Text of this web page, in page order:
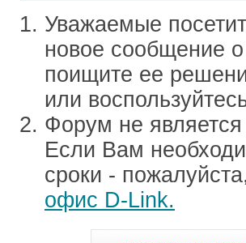
Уважаемые
новое сообщение
поищите ее
или
Форум не
Если Вам
сроки -
офис D-Link.